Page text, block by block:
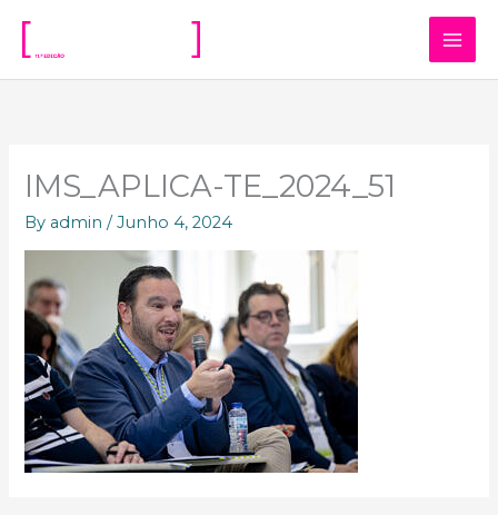
content
IMS_APLICA-TE_2024_51
By admin/Junho 4, 2024